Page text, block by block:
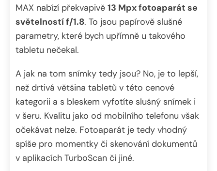
MAX nabízí překvapivě 13 Mpx fotoaparát se
světelností f/1.8. To jsou papírově slušné
parametry, které bych upřímně u takového
tabletu nečekal.
A jak na tom snímky tedy jsou? No, je to lepší,
než drtivá většina tabletů v této cenové
kategorii a s bleskem vyfotíte slušný snímek i
v šeru. Kvalitu jako od mobilního telefonu však
očekávat nelze. Fotoaparát je tedy vhodný
spíše pro momentky či skenování dokumentů
v aplikacích TurboScan či jiné.